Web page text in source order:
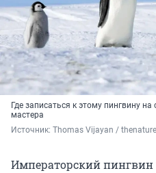
Где записаться к этому пингвину на
мастера
Источник: Thomas Vijayan /
Императорский пингвин